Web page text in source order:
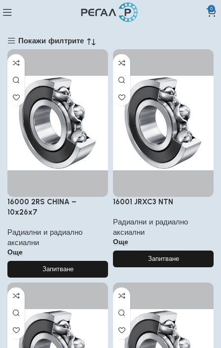
0
Покажи филтрите
16000 2RS CHINA –
10x26x7
Радиални и радиално
аксиални
Още
Запитване
16001 JRXC3 NTN
Радиални и радиално
аксиални
Още
Запитване